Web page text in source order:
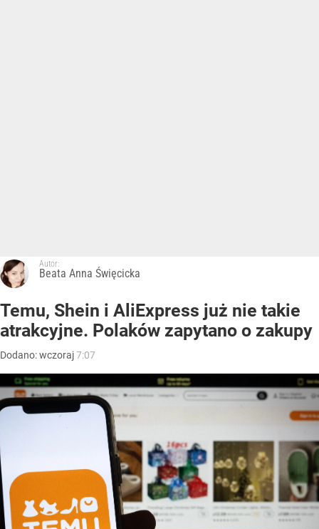
Autor:
Beata Anna Święcicka
Temu, Shein i AliExpress już nie takie
atrakcyjne. Polaków zapytano o zakupy
Dodano:wczoraj7:07